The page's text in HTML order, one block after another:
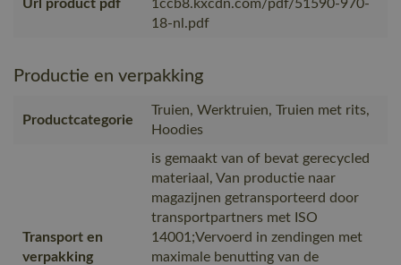
Url product pdf
1ccb8.kxcdn.com/pdf/51590-970-
18-nl.pdf
Productie en verpakking
Productcategorie
Truien, Werktruien, Truien met rits,
Hoodies
Transport en
verpakking
is gemaakt van of bevat gerecycled
materiaal, Van productie naar
magazijnen getransporteerd door
transportpartners met ISO
14001;Vervoerd in zendingen met
maximale benutting van de